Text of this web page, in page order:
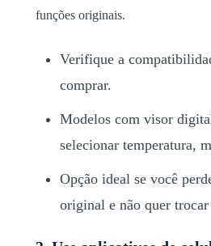
funções originais.
Verifique a
comprar.
Modelos com visor
selecionar temperatura,
Opção ideal se você
original e não quer